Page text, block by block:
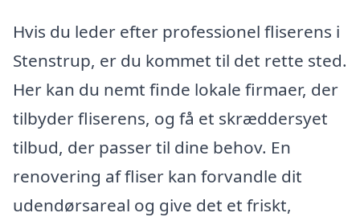
Hvis du leder efter professionel fliserens i
Stenstrup, er du kommet til det rette sted.
Her kan du nemt finde lokale firmaer, der
tilbyder fliserens, og få et skræddersyet
tilbud, der passer til dine behov. En
renovering af fliser kan forvandle dit
udendørsareal og give det et friskt,